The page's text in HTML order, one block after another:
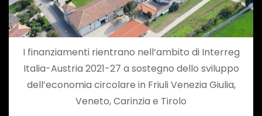
I finanziamenti rientrano nell’ambito di Interreg
Italia-Austria 2021-27 a sostegno dello sviluppo
dell’economia circolare in Friuli Venezia Giulia,
Veneto, Carinzia e Tirolo